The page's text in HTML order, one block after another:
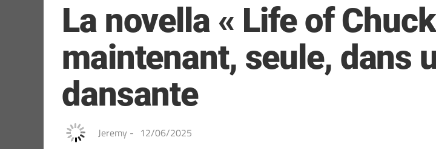
La novella « Life of
maintenant, seule, dans
dansante
Jeremy - 12/06/2025